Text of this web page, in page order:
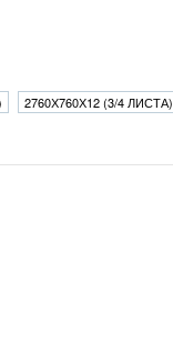
2760Х760Х12 (3/4 ЛИСТА)